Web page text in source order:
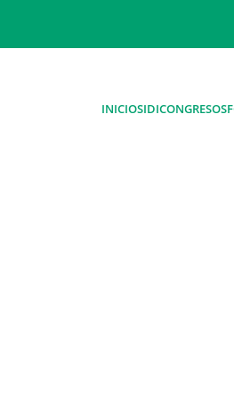
INICIOSIDICONGRESOS